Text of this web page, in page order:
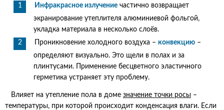
Инфракрасное излучение частично возвращает
экранирование утеплителя алюминиевой фольгой,
укладка материала в несколько слоёв.
Проникновение холодного воздуха – конвекцию –
определяют визуально. Это щели в полах и за
плинтусами. Применение бесцветного эластичного
герметика устраняет эту проблему.
Влияет на утепление пола в доме значение точки росы –
температуры, при которой происходит конденсация влаги. Если